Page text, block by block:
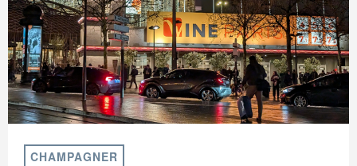
CHAMPAGNER